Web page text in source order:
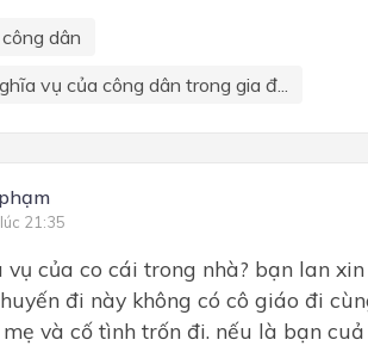
dân
vụ của công dân trong gia đ...
21:35
vụ của co cái trong nhà? bạn lan
đi này không có cô giáo đi
và cố tình trốn đi. nếu là bạn